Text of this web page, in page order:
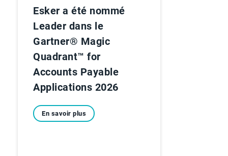
Esker a été nommé
Leader dans le
Gartner® Magic
Quadrant™ for
Accounts Payable
Applications 2026
En savoir plus